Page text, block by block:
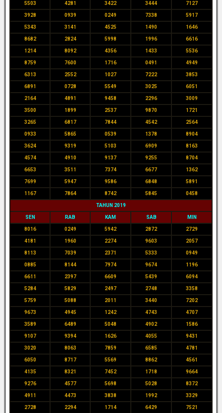
5503 4281 3422 3444 7127
3928 0939 0249 7338 5917
5343 3141 4525 1490 1646
8682 2824 5998 1996 6616
1214 8092 4356 1433 5536
8759 7600 1716 0491 4949
6313 2552 1027 7222 3853
6891 0728 5549 3025 6051
2164 4891 9458 2296 3009
3500 1899 2537 9870 1721
3265 6817 7844 4542 2564
0933 5865 0539 1378 8904
3624 9319 5103 6909 8163
4574 4910 9137 9255 8704
6653 3511 7374 6677 1362
7699 5947 9586 6848 5891
1167 7864 8742 5845 0458
TAHUN 2019
SEN RAB KAM SAB MIN
8016 0249 5942 2872 2729
4181 1960 2274 9603 2057
8113 7039 2371 5333 0949
0885 8144 7974 9674 1196
6611 2397 6609 5439 6094
5284 5829 2497 2748 3358
5759 5088 2011 3440 7202
9673 4945 1242 4743 4707
3589 6489 5048 4902 1586
9107 9394 1626 4055 9431
3020 8063 7859 6585 4781
6050 8717 5569 8862 4561
4135 8321 7452 1718 9664
9276 4577 5698 5028 8372
4911 4473 3838 1992 3329
2728 2294 1714 6429 7521